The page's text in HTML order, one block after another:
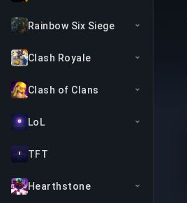
Rainbow Six Siege
Clash Royale
Clash of Clans
LoL
TFT
Hearthstone